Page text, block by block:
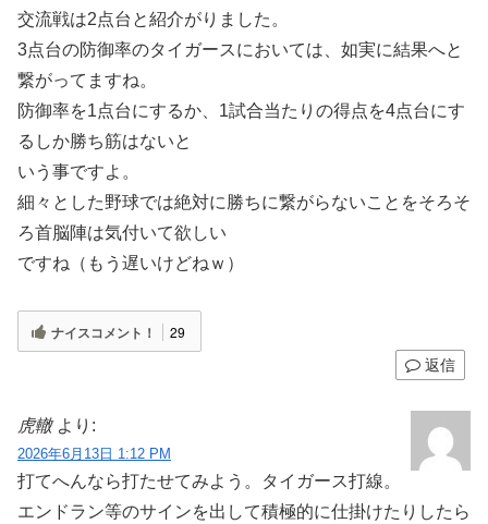
交流戦は2点台と紹介がりました。
3点台の防御率のタイガースにおいては、如実に結果へと
繋がってますね。
防御率を1点台にするか、1試合当たりの得点を4点台にす
るしか勝ち筋はないと
いう事ですよ。
細々とした野球では絶対に勝ちに繋がらないことをそろそ
ろ首脳陣は気付いて欲しい
ですね（もう遅いけどねｗ）
ナイスコメント！ 29
返信
虎轍 より:
2026年6月13日 1:12 PM
打てへんなら打たせてみよう。タイガース打線。
エンドラン等のサインを出して積極的に仕掛けたりしたら